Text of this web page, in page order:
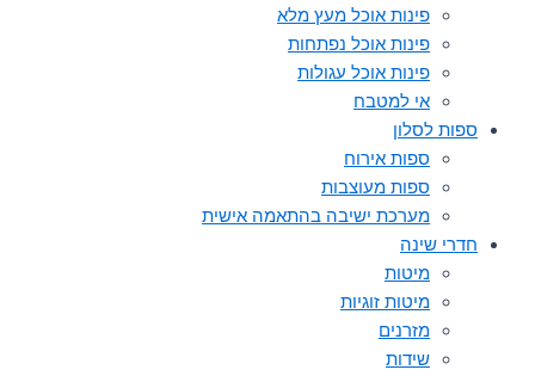
פינות אוכל מעץ מלא
פינות אוכל נפתחות
פינות אוכל עגולות
אי למטבח
ספות לסלון
ספות אירוח
ספות מעוצבות
מערכת ישיבה בהתאמה אישית
חדרי שינה
מיטות
מיטות זוגיות
מזרנים
שידות